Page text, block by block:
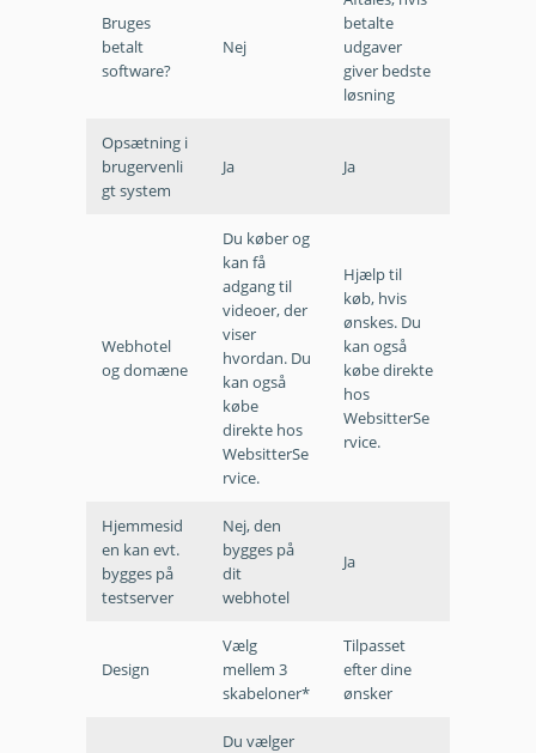
Bruges
betalt
software?
Nej
betalte
udgaver
giver bedste
løsning
Opsætning i
brugervenli
gt system
Ja Ja
Webhotel
og domæne
Du køber og
kan få
adgang til
videoer, der
viser
hvordan. Du
kan også
købe
direkte hos
WebsitterSe
rvice.
Hjælp til
køb, hvis
ønskes. Du
kan også
købe direkte
hos
WebsitterSe
rvice.
Hjemmesid
en kan evt.
bygges på
testserver
Nej, den
bygges på
dit
webhotel
Ja
Design
Vælg
mellem 3
skabeloner*
Tilpasset
efter dine
ønsker
Du vælger